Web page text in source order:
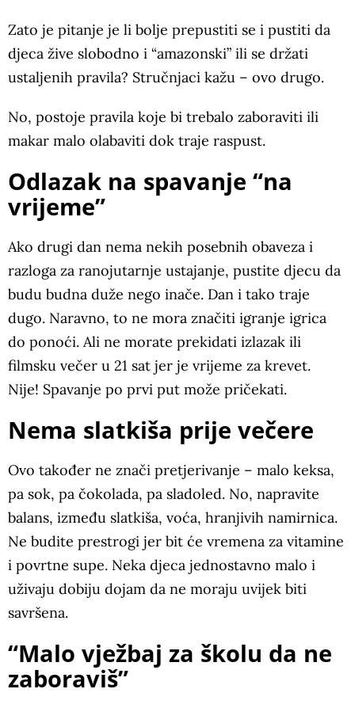
Zato je pitanje je li bolje prepustiti se i pustiti da
djeca žive slobodno i “amazonski” ili se držati
ustaljenih pravila? Stručnjaci kažu – ovo drugo.
No, postoje pravila koje bi trebalo zaboraviti ili
makar malo olabaviti dok traje raspust.
Odlazak na spavanje “na
vrijeme”
Ako drugi dan nema nekih posebnih obaveza i
razloga za ranojutarnje ustajanje, pustite djecu da
budu budna duže nego inače. Dan i tako traje
dugo. Naravno, to ne mora značiti igranje igrica
do ponoći. Ali ne morate prekidati izlazak ili
filmsku večer u 21 sat jer je vrijeme za krevet.
Nije! Spavanje po prvi put može pričekati.
Nema slatkiša prije večere
Ovo također ne znači pretjerivanje – malo keksa,
pa sok, pa čokolada, pa sladoled. No, napravite
balans, između slatkiša, voća, hranjivih namirnica.
Ne budite prestrogi jer bit će vremena za vitamine
i povrtne supe. Neka djeca jednostavno malo i
uživaju dobiju dojam da ne moraju uvijek biti
savršena.
“Malo vježbaj za školu da ne
zaboraviš”